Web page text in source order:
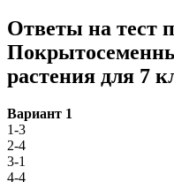
Ответы на тест
растения для 7
Вариант 1
1-3
2-4
3-1
4-4